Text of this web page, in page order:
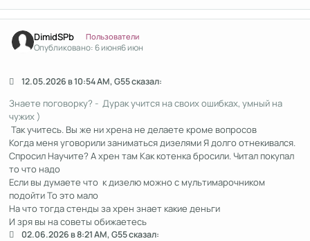
DimidSPb Пользователи
Опубликовано:6 июня6 июн
12.05.2026 в 10:54 AM, G55 сказал:
Знаете поговорку? - Дурак учится на своих ошибках, умный на
чужих )
Так учитесь. Вы же ни хрена не делаете кроме вопросов
Когда меня уговорили заниматься дизелями Я долго отнекивался.
Спросил Научите? А хрен там Как котенка бросили. Читал покупал
то что надо
Если вы думаете что к дизелю можно с мультимарочником
подойти То это мало
На что тогда стенды за хрен знает какие деньги
И зря вы на советы обижаетесь
02.06.2026 в 8:21 AM, G55 сказал: